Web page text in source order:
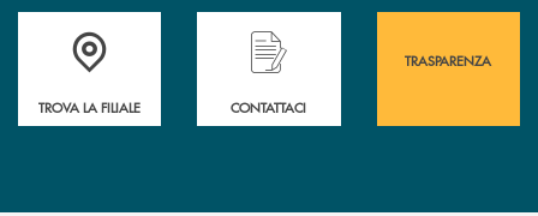
Accedi all' elenco completo&nbsp; delle&nbsp; filiali&nbsp; di Banca
TROVA LA FILIALE
Hai bisogno di assistenza immediata?
CONTATTACI
TRASPARENZA